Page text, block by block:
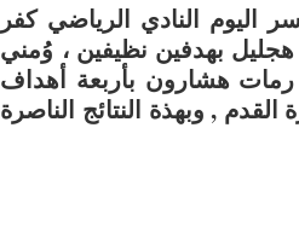
النادي الرياضي كفر
بهدفين نظيفين ، وُمني
رمات هشارون بأربعة أهداف
, وبهذة النتائج الناصرة